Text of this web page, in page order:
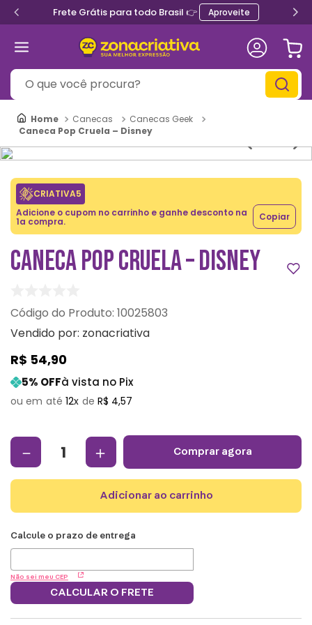
Frete Grátis para todo Brasil 👉 Aproveite
O que você procura?
Canecas
Canecas Geek
Caneca Pop Cruela – Disney
CRIATIVA5
Adicione o cupom no carrinho e ganhe desconto na
1a compra. Copiar
CANECA POP CRUELA – DISNEY
: 10025803
Vendido por: zonacriativa
R$ 54,90
5% OFFà vista no Pix
12 R$ 4,57
＋
－ comprar agora
adicionar ao carrinho
Não sei meu CEP
CALCULAR O FRETE